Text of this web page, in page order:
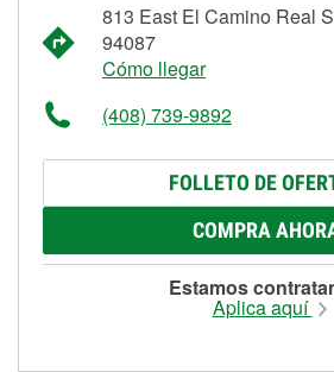
813 East El Camino Real
94087
Cómo llegar
(408) 739-9892
FOLLETO DE
COMPRA
Estamos
Aplica aquí